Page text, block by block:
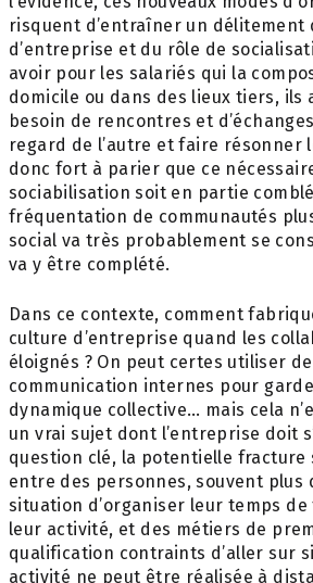
risquent d’entraîner un délitement
d’entreprise et du rôle de
avoir pour les salariés qui la
domicile ou dans des lieux tiers, ils
besoin de rencontres et
regard de l’autre et faire résonner
donc fort à parier que ce
sociabilisation soit en partie
fréquentation de communautés
social va très probablement se
va y être complété.
Dans ce contexte, comment
culture d’entreprise quand les
éloignés ? On peut certes utiliser
communication internes pour
dynamique collective… mais cela
un vrai sujet dont l’entreprise doit
question clé, la potentielle fracture
entre des personnes, souvent plus
situation d’organiser leur temps
leur activité, et des métiers de
qualification contraints d’aller sur
activité ne peut être réalisée à